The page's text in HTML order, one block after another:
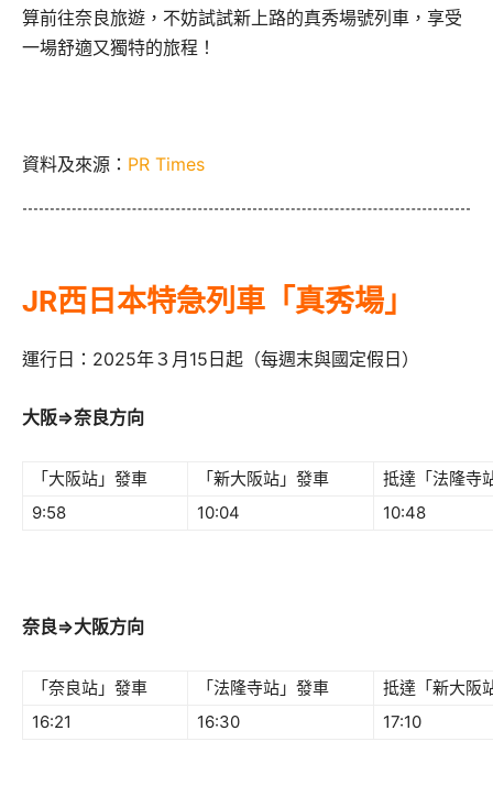
算前往奈良旅遊，不妨試試新上路的真秀場號列車，享受
一場舒適又獨特的旅程！
資料及來源： PR Times
JR西日本特急列車「真秀場」
運行日：2025年３月15日起（每週末與國定假日）
大阪⇒奈良方向
「大阪站」發車 「新大阪站」發車
抵達「法隆寺
9:58
10:04 10:48
奈良⇒大阪方向
「奈良站」發車 「法隆寺站」發車
抵達「新大阪
16:21
16:30 17:10